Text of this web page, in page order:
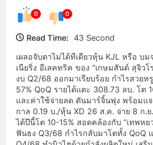
0 0
Read Time: 43 Second
เผลอจับตาไม่ได้ทีเดียวหุ้น KJL หรือ บม
เนียริ่ง อีเลคทริค ของ “เกษมสันต์ สุจิว
งบ Q2/68 ออกมาเรียบร้อย กำไรสวยห
57% QoQ รายได้แตะ 308.73 ลบ. โต
และค่าใช้จ่ายลด ดันมาร์จิ้นพุ่ง พร้อมแ
กาล 0.19 บ./หุ้น XD 26 ส.ค. จ่าย 8 ก.
ได้ปีนี้โต 10-15% สอดคล้องกับ “เทพหย
ฟันธง Q3/68 กำไรกลับมาโตทั้ง QoQ